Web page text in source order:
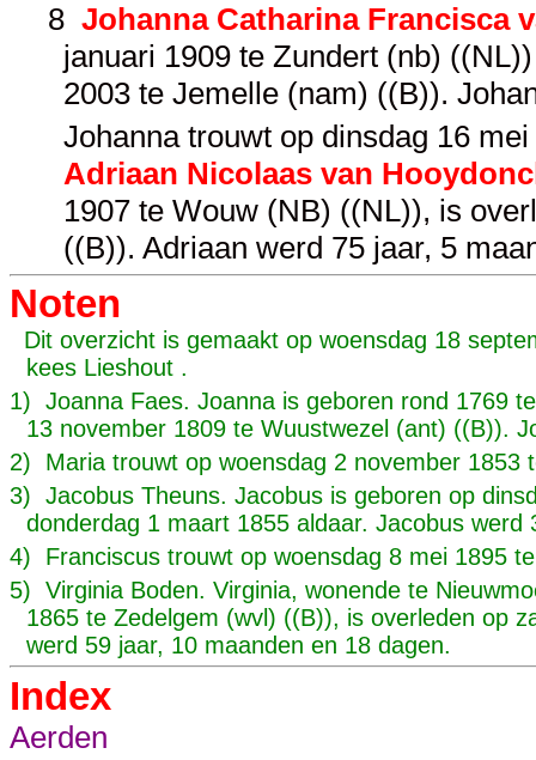
8 Johanna Catharina Francisca
januari 1909 te Zundert (nb)
2003 te Jemelle (nam) ((B)).
Johanna trouwt op dinsdag 16
Adriaan Nicolaas van
1907 te Wouw (NB) ((NL)), is
((B)). Adriaan werd 75 jaar, 5
Noten
Dit overzicht is gemaakt op woensdag 18
kees Lieshout .
1) Joanna Faes. Joanna is geboren rond 1769
13 november 1809 te Wuustwezel (ant) ((B)).
2) Maria trouwt op woensdag 2 november 1853
3) Jacobus Theuns. Jacobus is geboren op
donderdag 1 maart 1855 aldaar. Jacobus
4) Franciscus trouwt op woensdag 8 mei 1895
5) Virginia Boden. Virginia, wonende te
1865 te Zedelgem (wvl) ((B)), is overleden op
werd 59 jaar, 10 maanden en 18 dagen.
Index
Aerden